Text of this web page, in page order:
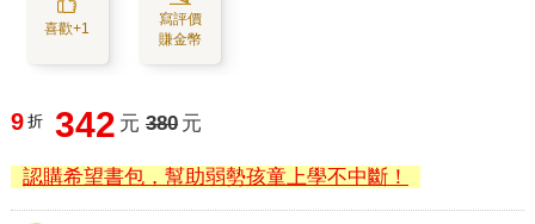
喜歡+1
寫評價
賺金幣
9 折 342 元 380 元
認購希望書包，幫助弱勢孩童上學不中斷！